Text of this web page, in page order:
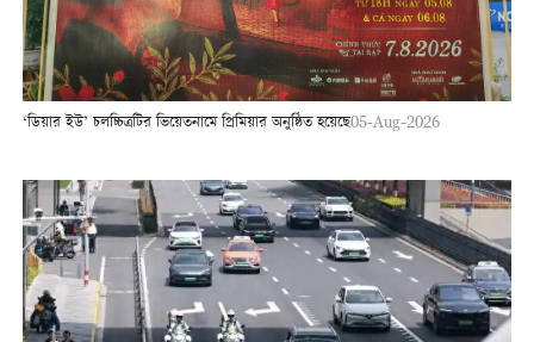
‘ডিয়ার ইউ’ চলচ্চিত্রটির ভিয়েতনামে প্রিমিয়ার অনুষ্ঠিত হয়েছে05-Aug-2026